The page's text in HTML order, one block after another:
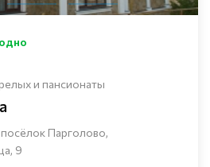
и пансионаты
Парголово,
9